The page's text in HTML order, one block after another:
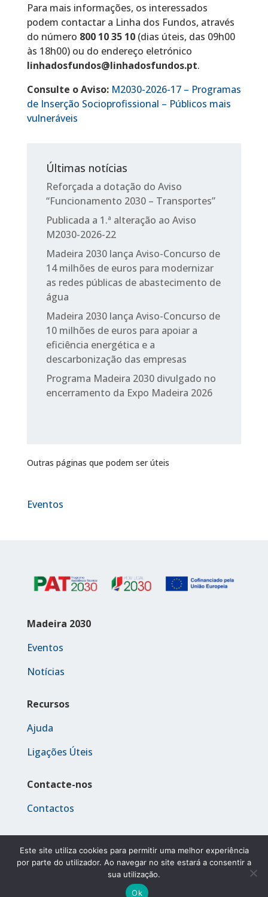
Para mais informações, os interessados
podem contactar a Linha dos Fundos, através
do número 800 10 35 10(dias úteis, das 09h00
às 18h00) ou do endereço eletrónico
linhadosfundos@linhadosfundos.pt.
Consulte o Aviso: M2030-2026-17 – Programas
de Inserção Socioprofissional – Públicos mais
vulneráveis
Últimas notícias
Reforçada a dotação do Aviso
“Funcionamento 2030 – Transportes”
Publicada a 1.ª alteração ao Aviso
M2030-2026-22
Madeira 2030 lança Aviso-Concurso de
14 milhões de euros para modernizar
as redes públicas de abastecimento de
água
Madeira 2030 lança Aviso-Concurso de
10 milhões de euros para apoiar a
eficiência energética e a
descarbonização das empresas
Programa Madeira 2030 divulgado no
encerramento da Expo Madeira 2026
Outras páginas que podem ser úteis
Eventos
Madeira 2030
Eventos
Notícias
Recursos
Ajuda
Ligações Úteis
Contacte-nos
Contactos
© 2023 Madeira 2030
Este site utiliza cookies para permitir uma melhor experiência
por parte do utilizador. Ao navegar no site estará a consentir a
sua utilização.
Ok